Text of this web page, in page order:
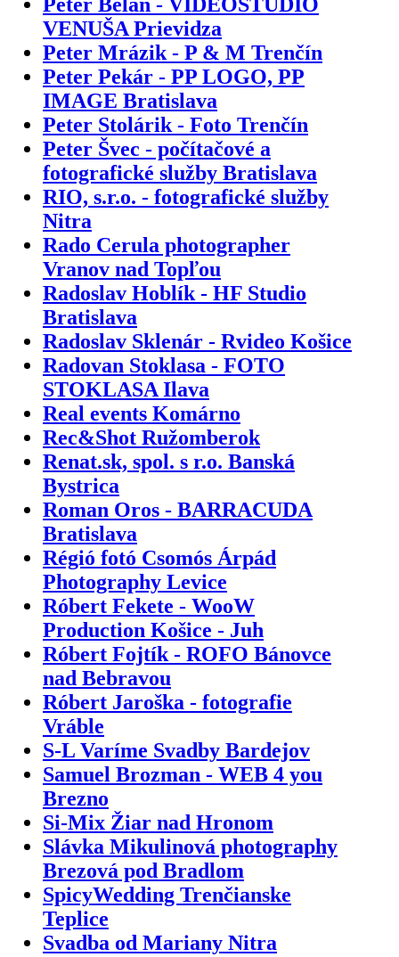
VENUŠA Prievidza
Peter Mrázik - P & M Trenčín
Peter Pekár - PP LOGO, PP
IMAGE Bratislava
Peter Stolárik - Foto Trenčín
Peter Švec - počítačové a
fotografické služby Bratislava
RIO, s.r.o. - fotografické služby
Nitra
Rado Cerula photographer
Vranov nad Topľou
Radoslav Hoblík - HF Studio
Bratislava
Radoslav Sklenár - Rvideo Košice
Radovan Stoklasa - FOTO
STOKLASA Ilava
Real events Komárno
Rec&Shot Ružomberok
Renat.sk, spol. s r.o. Banská
Bystrica
Roman Oros - BARRACUDA
Bratislava
Régió fotó Csomós Árpád
Photography Levice
Róbert Fekete - WooW
Production Košice - Juh
Róbert Fojtík - ROFO Bánovce
nad Bebravou
Róbert Jaroška - fotografie
Vráble
S-L Varíme Svadby Bardejov
Samuel Brozman - WEB 4 you
Brezno
Si-Mix Žiar nad Hronom
Slávka Mikulinová photography
Brezová pod Bradlom
SpicyWedding Trenčianske
Teplice
Svadba od Mariany Nitra